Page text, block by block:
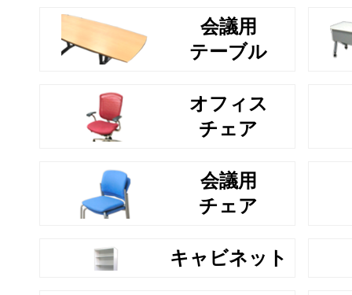
会議用
テーブル
オフィス
チェア
会議用
チェア
キャビネット